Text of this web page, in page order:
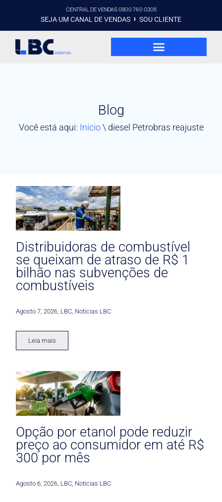
CENTRAL DE VENDAS 0800 760 0305
SEJA UM CANAL DE VENDAS SOU CLIENTE
Blog
Você está aqui: Início\ diesel Petrobras reajuste
Distribuidoras de combustível
se queixam de atraso de R$ 1
bilhão nas subvenções de
combustíveis
Agosto 7, 2026 LBC Noticias LBC
Leia mais
Opção por etanol pode reduzir
preço ao consumidor em até R$
300 por mês
Agosto 6, 2026 LBC Noticias LBC